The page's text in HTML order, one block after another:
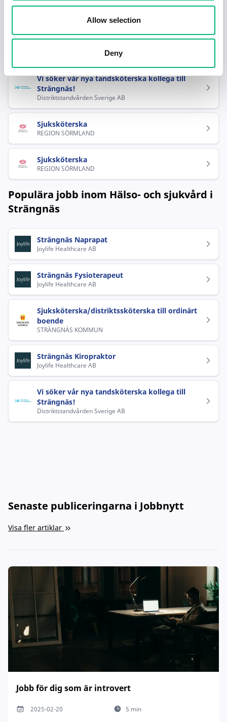
Allow selection
Deny
medicinavdelningar slutenvård
Health Connect 365 AB
Legitimerad sjuksköterska till ambulansen
Vi söker vår nya tandsköterska kollega till
Strängnäs!
Distriktstandvården Sverige AB
Sjuksköterska
REGION SÖRMLAND
Sjuksköterska
REGION SÖRMLAND
Populära jobb inom Hälso- och sjukvård i
Strängnäs
Strängnäs Naprapat
Joylife Healthcare AB
Strängnäs Fysioterapeut
Joylife Healthcare AB
Sjuksköterska/distriktssköterska till ordinärt
boende
STRÄNGNÄS KOMMUN
Strängnäs Kiropraktor
Joylife Healthcare AB
Vi söker vår nya tandsköterska kollega till
Strängnäs!
Distriktstandvården Sverige AB
Senaste publiceringarna i Jobbnytt
Visa fler artiklar
Jobb för dig som är introvert
2025-02-20 5 min